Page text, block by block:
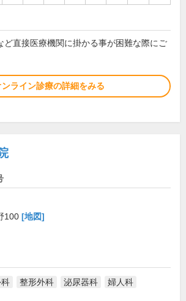
ど直接医療機関に掛かる事が困難な際にご
ンライン診療の詳細をみる
100 [地図]
整形外科 泌尿器科 婦人科